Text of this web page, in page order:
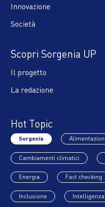
Innovazione
Società
Scopri Sorgenia UP
Il progetto
La redazione
Hot Topic
Sorgenia
Cambiamenti climatici
Energia Fact checking
Inclusione